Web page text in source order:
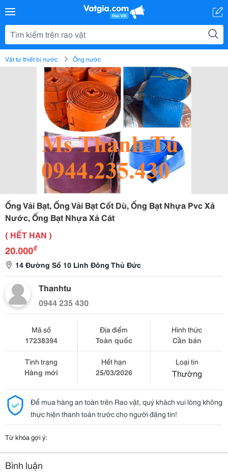
Vật tư thiết bị nước Ống nước
Ống Vải Bạt, Ống Vải Bạt Cốt Dù, Ống Bạt Nhựa Pvc Xả
Nước, Ống Bạt Nhựa Xả Cát
( HẾT HẠN )
20.000₫
14 Đường Số 10 Linh Đông Thủ Đức
Thanhtu
0944 235 430
Mã số
17238394
Địa điểm
Toàn quốc
Hình thức
Cần bán
Tình trạng
Hàng mới
Hết hạn
25/03/2026
Loại tin
Thường
Để mua hàng an toàn trên Rao vặt, quý khách vui lòng không
thực hiện thanh toán trước cho người đăng tin!
Từ khóa gợi ý:
Bình luận